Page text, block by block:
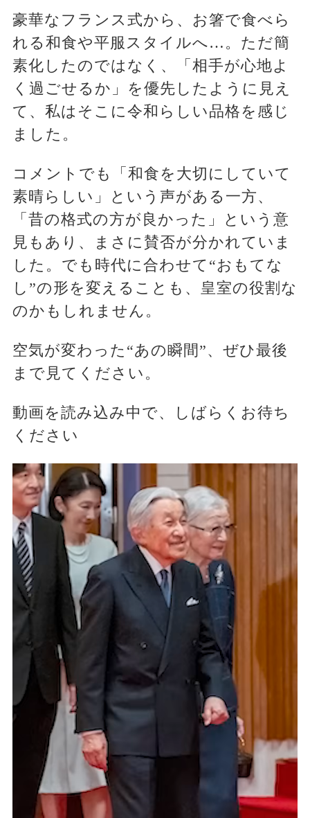
豪華なフランス式から、お箸で食べら
れる和食や平服スタイルへ…。ただ簡
素化したのではなく、「相手が心地よ
く過ごせるか」を優先したように見え
て、私はそこに令和らしい品格を感じ
ました。
コメントでも「和食を大切にしていて
素晴らしい」という声がある一方、
「昔の格式の方が良かった」という意
見もあり、まさに賛否が分かれていま
した。でも時代に合わせて“おもてな
し”の形を変えることも、皇室の役割な
のかもしれません。
空気が変わった“あの瞬間”、ぜひ最後
まで見てください。
動画を読み込み中で、しばらくお待ち
ください